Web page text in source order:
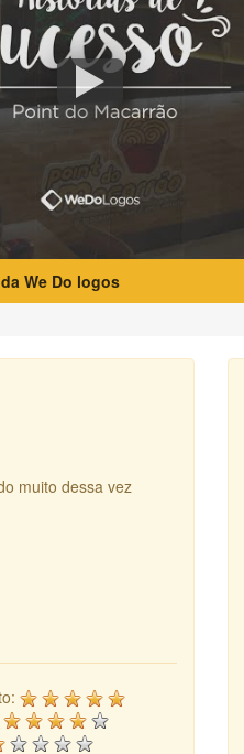
We Do logos
muito dessa vez